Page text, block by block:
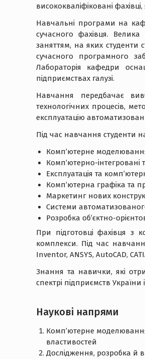
висококваліфіковані
Навчальні програми на
сучасного фахівця.
заняттям, на яких
сучасного програмного
Лабораторія кафедри
підприємствах галузі.
Навчання передбачає
технологічних процесів,
експлуатацію
Під час навчання студенти
Комп’ютерне
Комп’ютерно-інтегровані
Експлуатація та
Комп’ютерна графіка та
Маркетинг нових
Системи
Розробка об’єктно-
При підготовці фахівця з
комплекси. Під час
Inventor, ANSYS, AutoCAD,
Знання та навички, які
спектрі підприємств України і
Науковi напрями
Комп’ютерне
властивостей
Дослідження, розробка й